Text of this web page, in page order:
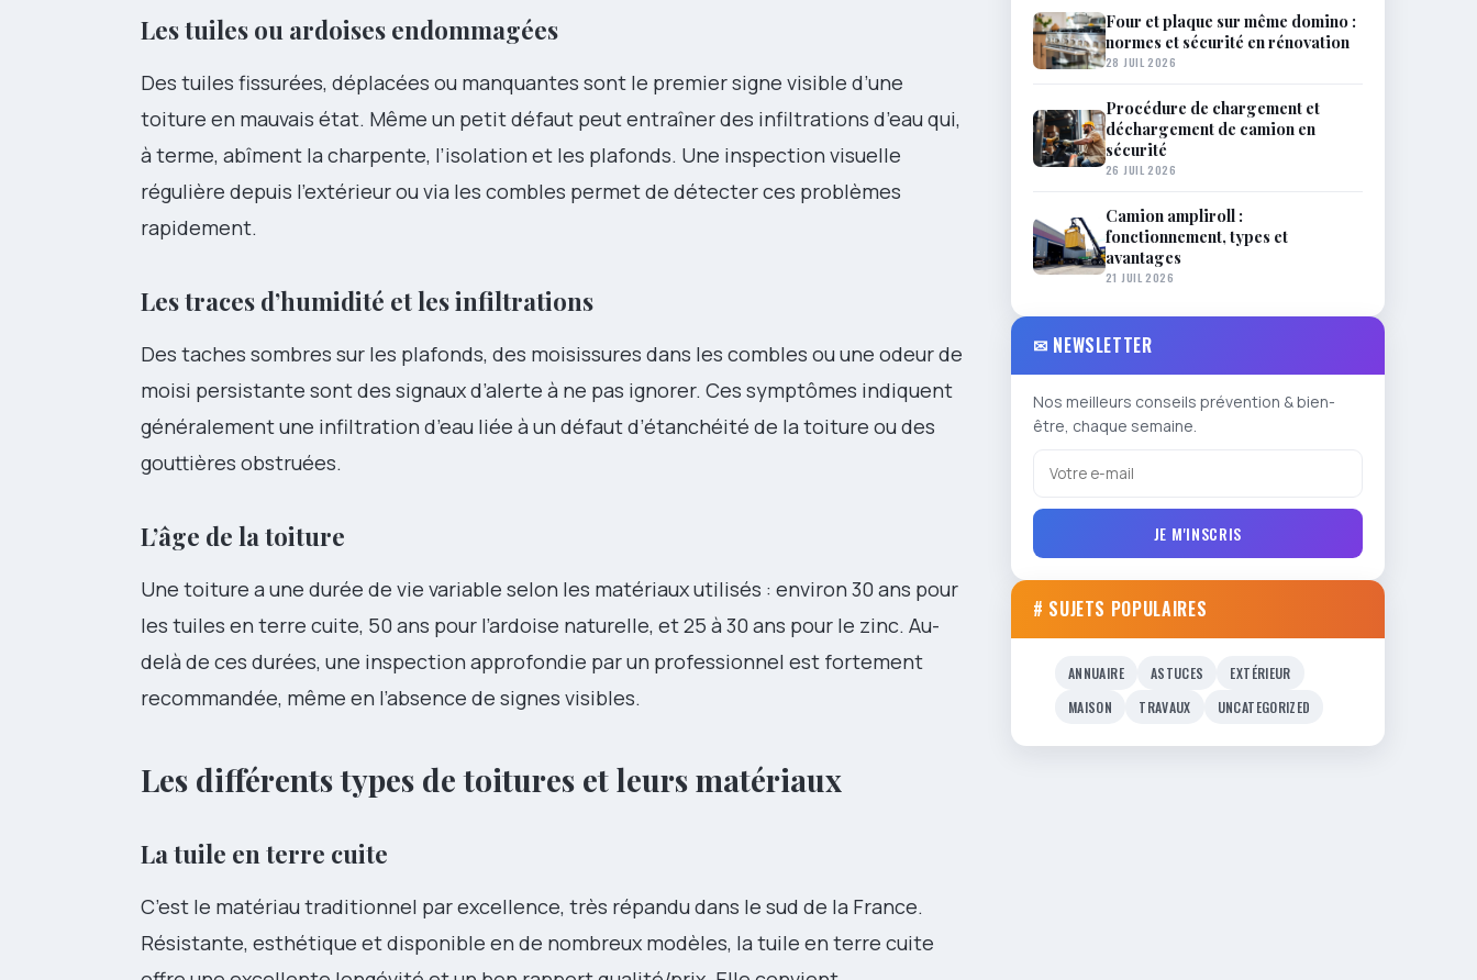
Les tuiles ou ardoises endommagées
Des tuiles fissurées, déplacées ou manquantes sont le premier signe visible d’une
toiture en mauvais état. Même un petit défaut peut entraîner des infiltrations d’eau qui,
à terme, abîment la charpente, l’isolation et les plafonds. Une inspection visuelle
régulière depuis l’extérieur ou via les combles permet de détecter ces problèmes
rapidement.
Les traces d’humidité et les infiltrations
Des taches sombres sur les plafonds, des moisissures dans les combles ou une odeur de
moisi persistante sont des signaux d’alerte à ne pas ignorer. Ces symptômes indiquent
généralement une infiltration d’eau liée à un défaut d’étanchéité de la toiture ou des
gouttières obstruées.
L’âge de la toiture
Une toiture a une durée de vie variable selon les matériaux utilisés : environ 30 ans pour
les tuiles en terre cuite, 50 ans pour l’ardoise naturelle, et 25 à 30 ans pour le zinc. Au-
delà de ces durées, une inspection approfondie par un professionnel est fortement
recommandée, même en l’absence de signes visibles.
Les différents types de toitures et leurs matériaux
La tuile en terre cuite
C’est le matériau traditionnel par excellence, très répandu dans le sud de la France.
Résistante, esthétique et disponible en de nombreux modèles, la tuile en terre cuite
Four et plaque sur même domino :
normes et sécurité en rénovation
28 JUIL 2026
Procédure de chargement et
déchargement de camion en
sécurité
26 JUIL 2026
Camion ampliroll :
fonctionnement, types et
avantages
21 JUIL 2026
✉ NEWSLETTER
Nos meilleurs conseils prévention & bien-
être, chaque semaine.
JE M'INSCRIS
# SUJETS POPULAIRES
ANNUAIRE ASTUCES
EXTÉRIEUR
MAISON
TRAVAUX UNCATEGORIZED